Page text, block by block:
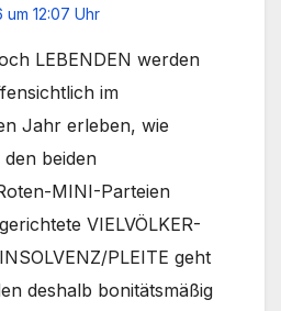
12:07 Uhr
LEBENDEN werden
im
Jahr erleben, wie
beiden
MINI-Parteien
VIELVÖLKER-
PLEITE geht
deshalb bonitätsmäßig